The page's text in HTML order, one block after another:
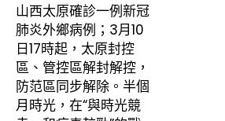
山西太原確診一例新冠
肺炎外鄉病例；3月10
日17時起，太原封控
區、管控區解封解控，
防范區同步解除。半個
月時光，在“與時光競